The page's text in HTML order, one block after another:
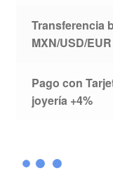
Transferencia
MXN/USD/EUR
Pago con
joyería +4%